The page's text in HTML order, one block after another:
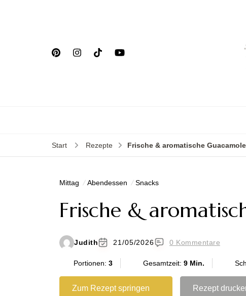
Start Rezepte Frische & aromatische Guacamole
Mittag Abendessen Snacks
Frische &
Judith 21/05/2026 0 Kommentare
Portionen: 3 Gesamtzeit: 9 Min.
Zum Rezept springen Rezept